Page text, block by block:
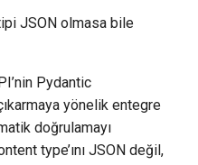
JSON olmasa bile
Pydantic
yönelik entegre
doğrulamayı
type’ını JSON değil,